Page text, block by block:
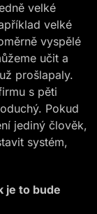
velké
velké
vyspělé
učit a
prošlapaly.
s pěti
Pokud
jediný člověk,
systém,
je to bude